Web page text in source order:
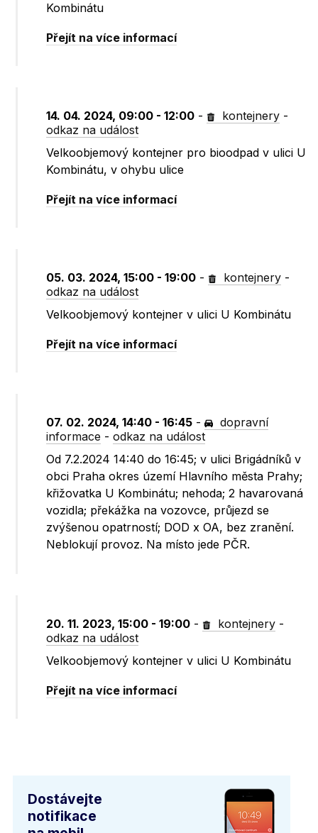
Kombinátu
Přejít na více informací
14. 04. 2024, 09:00 - 12:00 - kontejnery -
odkaz na událost
Velkoobjemový kontejner pro bioodpad v ulici U
Kombinátu, v ohybu ulice
Přejít na více informací
05. 03. 2024, 15:00 - 19:00 - kontejnery -
odkaz na událost
Velkoobjemový kontejner v ulici U Kombinátu
Přejít na více informací
07. 02. 2024, 14:40 - 16:45 -
dopravní
informace -odkaz na událost
Od 7.2.2024 14:40 do 16:45; v ulici Brigádníků v
obci Praha okres území Hlavního města Prahy;
křižovatka U Kombinátu; nehoda; 2 havarovaná
vozidla; překážka na vozovce, průjezd se
zvýšenou opatrností; DOD x OA, bez zranění.
Neblokují provoz. Na místo jede PČR.
20. 11. 2023, 15:00 - 19:00 - kontejnery -
odkaz na událost
Velkoobjemový kontejner v ulici U Kombinátu
Přejít na více informací
Dostávejte
notifikace